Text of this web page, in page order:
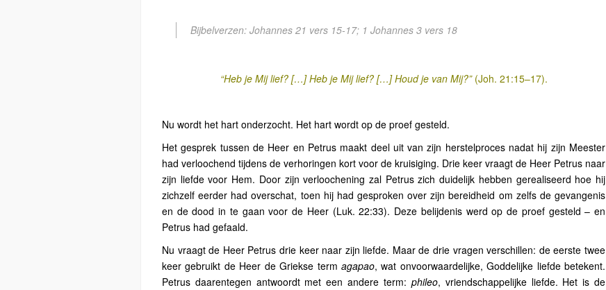
Bijbelverzen: Johannes 21 vers 15-17; 1 Johannes 3 vers 18
“Heb je Mij lief? […] Heb je Mij lief? […] Houd je van Mij?”(Joh. 21:15–17).
Nu wordt het hart onderzocht. Het hart wordt op de proef gesteld.
Het gesprek tussen de Heer en Petrus maakt deel uit van zijn herstelproces nadat hij zijn Meester
had verloochend tijdens de verhoringen kort voor de kruisiging. Drie keer vraagt de Heer Petrus naar
zijn liefde voor Hem. Door zijn verloochening zal Petrus zich duidelijk hebben gerealiseerd hoe hij
zichzelf eerder had overschat, toen hij had gesproken over zijn bereidheid om zelfs de gevangenis
en de dood in te gaan voor de Heer (Luk. 22:33). Deze belijdenis werd op de proef gesteld – en
Petrus had gefaald.
Nu vraagt de Heer Petrus drie keer naar zijn liefde. Maar de drie vragen verschillen: de eerste twee
keer gebruikt de Heer de Griekse term agapao, wat onvoorwaardelijke, Goddelijke liefde betekent.
Petrus daarentegen antwoordt met een andere term: phileo, vriendschappelijke liefde. Het is de